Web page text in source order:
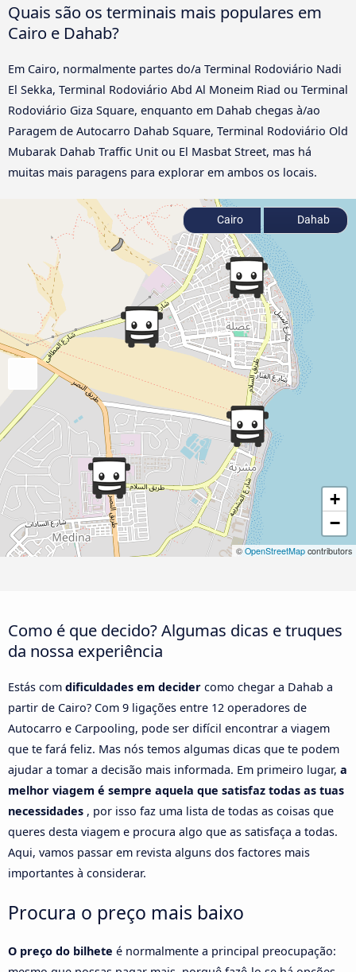
Quais são os terminais mais populares em
Cairo e Dahab?
Em Cairo, normalmente partes do/a Terminal Rodoviário Nadi
El Sekka, Terminal Rodoviário Abd Al Moneim Riad ou Terminal
Rodoviário Giza Square, enquanto em Dahab chegas à/ao
Paragem de Autocarro Dahab Square, Terminal Rodoviário Old
Mubarak Dahab Traffic Unit ou El Masbat Street, mas há
muitas mais paragens para explorar em ambos os locais.
+
−
© OpenStreetMap contributors
Cairo Dahab
Como é que decido? Algumas dicas e truques
da nossa experiência
Estás com dificuldades em decider como chegar a Dahab a
partir de Cairo? Com 9 ligações entre 12 operadores de
Autocarro e Carpooling, pode ser difícil encontrar a viagem
que te fará feliz. Mas nós temos algumas dicas que te podem
ajudar a tomar a decisão mais informada. Em primeiro lugar, a
melhor viagem é sempre aquela que satisfaz todas as tuas
necessidades , por isso faz uma lista de todas as coisas que
queres desta viagem e procura algo que as satisfaça a todas.
Aqui, vamos passar em revista alguns dos factores mais
importantes à considerar.
Procura o preço mais baixo
O preço do bilhete é normalmente a principal preocupação: